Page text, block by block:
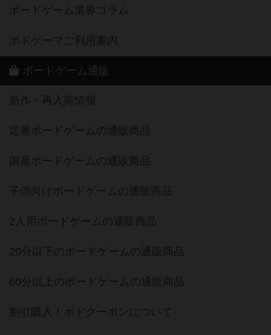
ボードゲーム業界コラム
ボドゲーマご利用案内
ボードゲーム通販
新作・再入荷情報
定番ボードゲームの通販商品
国産ボードゲームの通販商品
子供向けボードゲームの通販商品
2人用ボードゲームの通販商品
20分以下のボードゲームの通販商品
60分以上のボードゲームの通販商品
割引購入！ボドクーポンについて